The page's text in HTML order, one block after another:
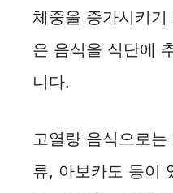
체중을 증가시키
은 음식을 식단에
니다.
고열량 음식으로
류, 아보카도 등이